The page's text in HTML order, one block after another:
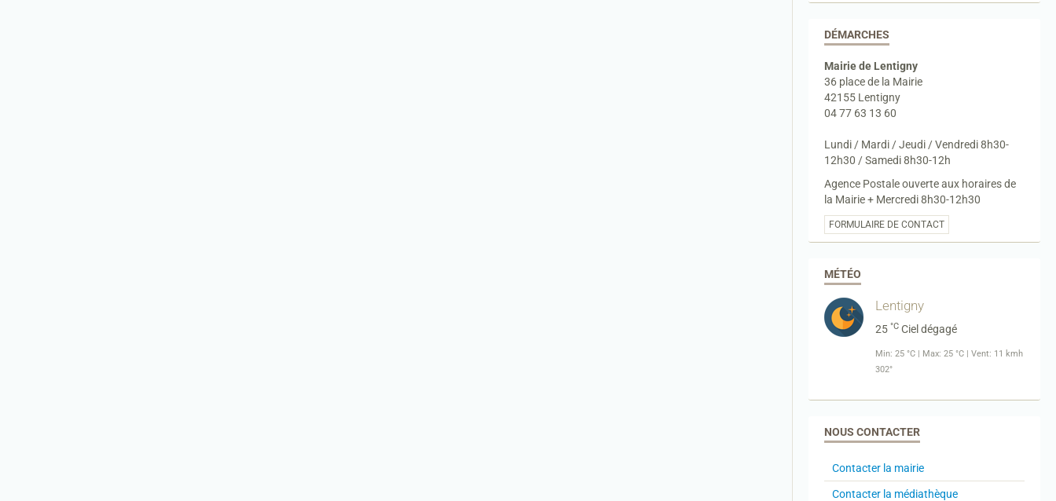
DÉMARCHES
Mairie de Lentigny
36 place de la Mairie
42155 Lentigny
04 77 63 13 60
Lundi / Mardi / Jeudi / Vendredi 8h30-
12h30 / Samedi 8h30-12h
Agence Postale ouverte aux horaires de
la Mairie + Mercredi 8h30-12h30
FORMULAIRE DE CONTACT
MÉTÉO
Lentigny
25 °C Ciel dégagé
Min: 25 °C | Max: 25 °C | Vent: 11 kmh
302°
NOUS CONTACTER
Contacter la mairie
Contacter la médiathèque